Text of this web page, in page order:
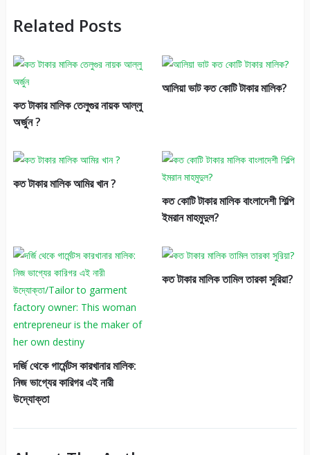
Related Posts
কত টাকার মালিক তেলুগুর নায়ক আল্লু
অর্জুন ?
আলিয়া ভাট কত কোটি টাকার মালিক?
কত টাকার মালিক আমির খান ?
কত কোটি টাকার মালিক বাংলাদেশী শিল্পি
ইমরান মাহমুদুল?
দর্জি থেকে গার্মেন্টস কারখানার মালিক:
নিজ ভাগ্যের কারিগর এই নারী
উদ্যোক্তা
কত টাকার মালিক তামিল তারকা সুরিয়া?